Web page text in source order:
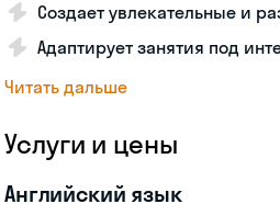
Создает увлекательные и
Адаптирует занятия под
Читать дальше
Услуги и цены
Английский язык